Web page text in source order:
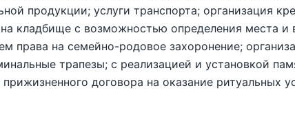
продукции; услуги транспорта; организация
кладбище с возможностью определения места
права на семейно-родовое захоронение;
трапезы; с реализацией и установкой
договора на оказание ритуальных